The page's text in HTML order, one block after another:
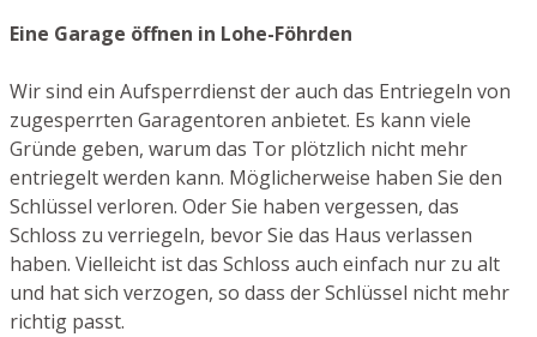
Eine Garage öffnen in Lohe-Föhrden
Wir sind ein Aufsperrdienst der auch das Entriegeln von
zugesperrten Garagentoren anbietet. Es kann viele
Gründe geben, warum das Tor plötzlich nicht mehr
entriegelt werden kann. Möglicherweise haben Sie den
Schlüssel verloren. Oder Sie haben vergessen, das
Schloss zu verriegeln, bevor Sie das Haus verlassen
haben. Vielleicht ist das Schloss auch einfach nur zu alt
und hat sich verzogen, so dass der Schlüssel nicht mehr
richtig passt.